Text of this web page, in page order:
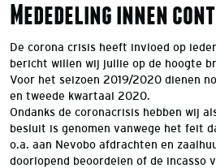
Mededeling innen
De corona crisis heeft invloed op
bericht willen wij jullie op de hoogte
Voor het seizoen 2019/2020 dienen
en tweede kwartaal 2020.
Ondanks de coronacrisis hebben wij
besluit is genomen vanwege het feit
o.a. aan Nevobo afdrachten en
doorlopend beoordelen of de incasso